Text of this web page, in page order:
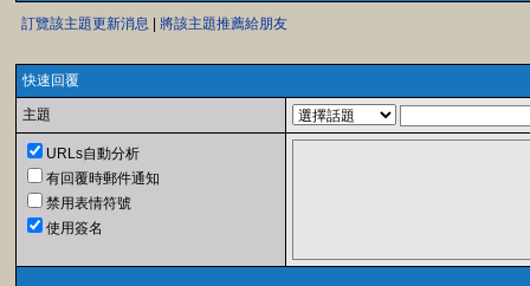
訂覽該主題更新消息 將該主題推薦給朋友
快速回覆
主題
URLs自動分析
有回覆時郵件通知
禁用表情符號
使用簽名